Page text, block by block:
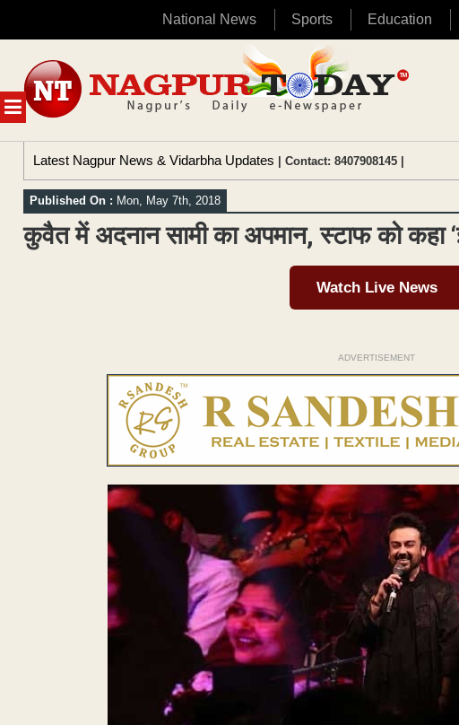
National News Sports Education
MENU
content
Latest Nagpur News & Vidarbha Updates | Contact: 8407908145 |
Published On : Mon, May 7th, 2018
कुवैत में अदनान सामी का अपमान, स्टाफ को कहा
Watch Live News
ADVERTISEMENT